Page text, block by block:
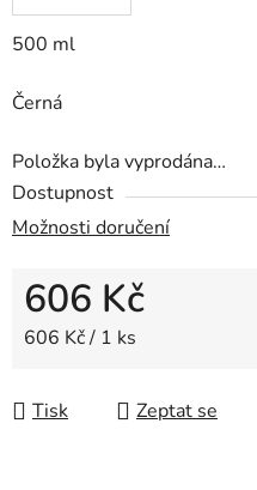
500 ml
Černá
Položka byla vyprodána…
Dostupnost
Možnosti doručení
606 Kč
Měrná cena:
606 Kč / 1 ks
Tisk Zeptat se